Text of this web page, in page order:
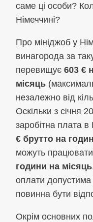
саме ці особи?
Німеччині?
Про мініджоб у
винагорода за
перевищує 603 €
місяць
незалежно від
Оскільки з січня
заробітна плата в
€ брутто на
можуть
години на місяць
оплати допустима
повинна бути
Окрім основних